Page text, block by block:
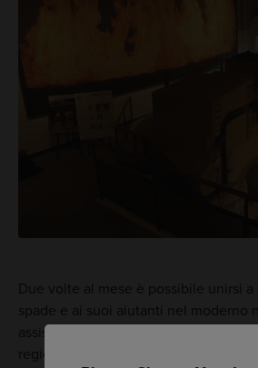
Due volte al mese è possibile unirsi
spade e ai suoi aiutanti nel moderno
assistere alla lavorazione del
regione remota non troverai grande